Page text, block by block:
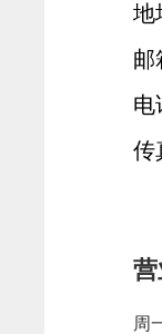
地
邮
电
传
周